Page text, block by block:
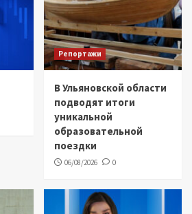
Репортажи
В Ульяновской области
подводят итоги
уникальной
образовательной
поездки
06/08/2026 0